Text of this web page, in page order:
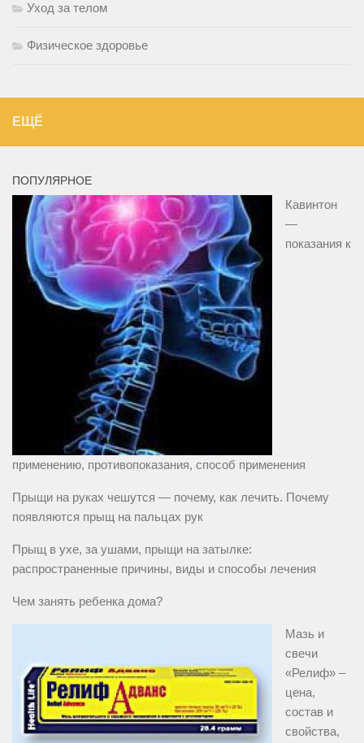
Уход за телом
Физическое здоровье
ЕЩЁ
ПОПУЛЯРНОЕ
Кавинтон
—
показания к
применению, противопоказания, способ применения
Прыщи на руках чешутся — почему, как лечить. Почему
появляются прыщ на пальцах рук
Прыщ в ухе, за ушами, прыщи на затылке:
распространенные причины, виды и способы лечения
Чем занять ребенка дома?
Мазь и
свечи
«Релиф» –
цена,
состав и
свойства,